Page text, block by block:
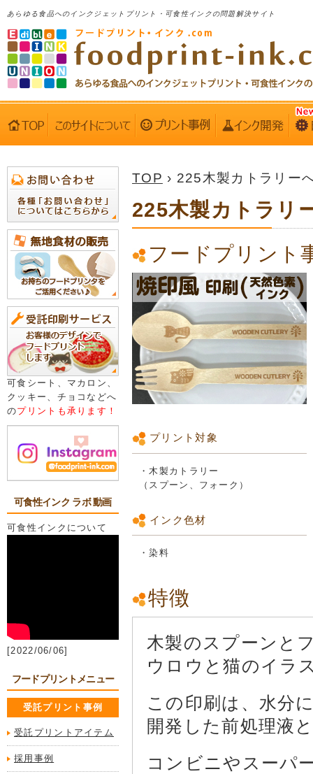
あらゆる食品へのインクジェットプリント・可食性インクの問題解決サイト
可食シート、マカロン、
クッキー、チョコなどへ
のプリントも承ります！
可食性インク ラボ 動画
可食性インクについて
[2022/06/06]
フードプリントメニュー
受託プリント事例
受託プリントアイテム
採用事例
TOP › 225木製カトラリー
225木製カトラリ
フードプリント
プリント対象
・木製カトラリー
（スプーン、フォーク）
インク色材
・染料
特徴
木製のスプーンと
ウロウと猫のイラ
この印刷は、水分
開発した前処理液
コンビニやスーパ